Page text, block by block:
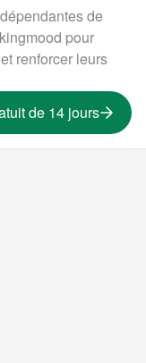
de
pour
renforcer leurs
de 14 jours